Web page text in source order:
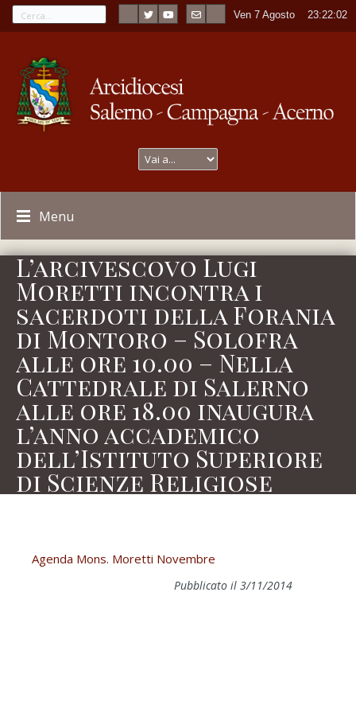
Ven 7 Agosto ----23:22:02
Menu
L’arcivescovo Lugi
Moretti incontra i
sacerdoti della Forania
di Montoro – Solofra
alle ore 10.00 – Nella
Cattedrale di Salerno
alle ore 18.00 inaugura
l’anno accademico
dell’Istituto Superiore
di Scienze Religiose
Agenda Mons. Moretti Novembre
Pubblicato il 3/11/2014